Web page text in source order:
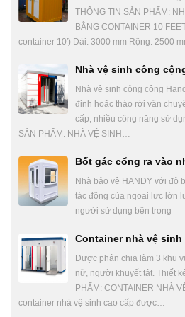
THÔNG TIN SẢN PHẨM:
BẰNG CONTAINER 10
container 10′) Dài: 3000 mm Rộng: 2500
Nhà vệ sinh công
Nhà vệ sinh công cộng
định hoặc tháo rời vận
cấp, nhiều công năng sử
SẢN PHẨM: NHÀ VỆ SINH…
Bốt gác cổng ra vào
Nhà bảo vệ HANDY với độ
tác động của ngoại lực lớn
người sử dụng bên trong
Container nhà vệ sinh
Được phân chia làm 3 khu
nữ, người khuyết tật. Thiết
PHẨM: CONTAINER NHÀ
container nhà vệ sinh cao cấp được…